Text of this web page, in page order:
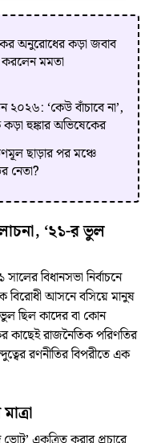
অনুরোধের কড়া জবাব
করলেন মমতা
২০২৬: ‘কেউ বাঁচাবে না’,
কড়া হুঙ্কার অভিষেকের
ছাড়ার পর মঞ্চে
নেতা?
‘২১-র ভুল
বিধানসভা নির্বাচনে
বিরোধী আসনে বসিয়ে মানুষ
ছিল কাদের বা কোন
কাছেই রাজনৈতিক পরিণতির
রণনীতির বিপরীতে এক